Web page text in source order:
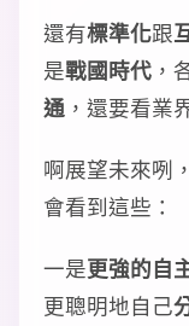
還有標準化跟
是戰國時代 ，
通 ，還要看業
啊展望未來咧
會看到這些：
一是更強的自
更聰明地自己